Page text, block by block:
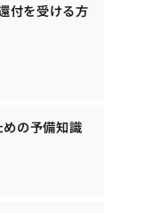
付を受ける方
の予備知識